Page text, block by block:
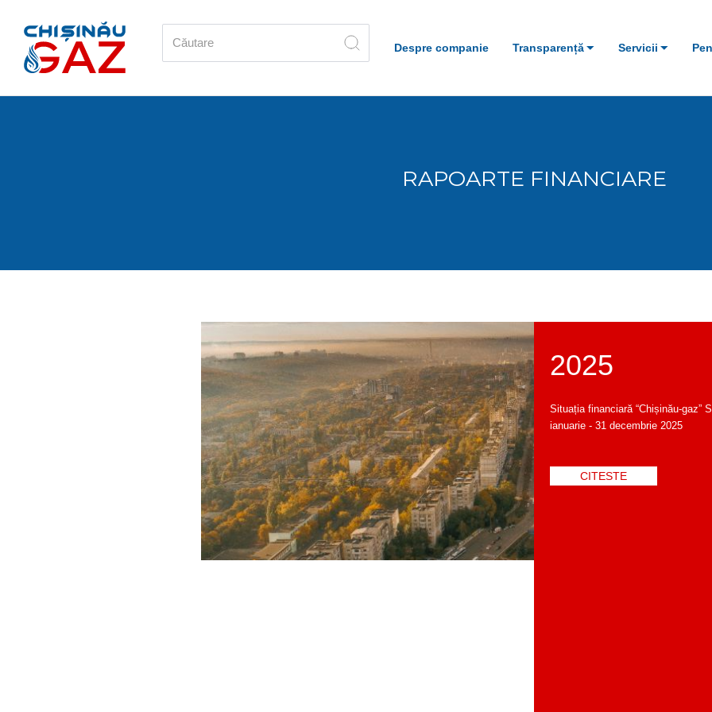
Despre companie Transparență Servicii
RAPOARTE FINANCIARE
2025
Situația financiară “Chișinău-gaz”
ianuarie - 31 decembrie 2025
CITESTE